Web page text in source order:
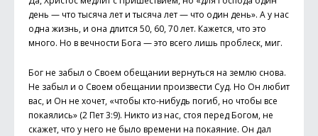
день — что тысяча лет и тысяча лет — что один день». А у нас
одна жизнь, и она длится 50, 60, 70 лет. Кажется, что это
много. Но в вечности Бога — это всего лишь проблеск, миг.
Бог не забыл о Своем обещании вернуться на землю снова.
Не забыл и о Своем обещании произвести Суд. Но Он любит
вас, и Он не хочет, «чтобы кто-нибудь погиб, но чтобы все
покаялись» (2 Пет 3:9). Никто из нас, стоя перед Богом, не
скажет, что у него не было времени на покаяние. Он дал